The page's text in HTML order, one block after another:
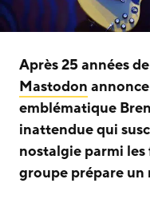
Après 25 années
Mastodon
emblématique
inattendue qui
nostalgie parmi les
groupe prépare